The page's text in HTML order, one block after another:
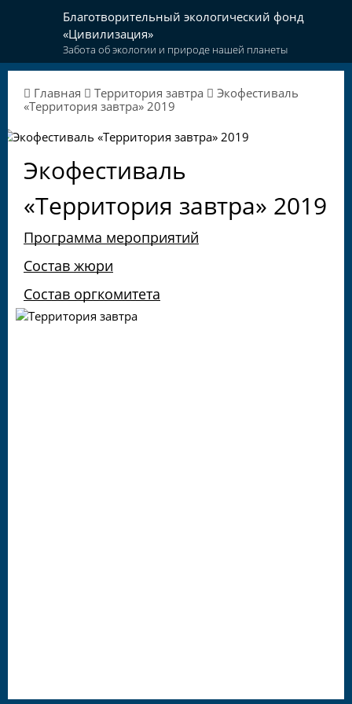
Благотворительный экологический фонд
«Цивилизация»
Забота об экологии и природе нашей планеты
Главная Территория завтра
Экофестиваль
«Территория завтра» 2019
Экофестиваль
«Территория завтра» 2019
Программа мероприятий
Состав жюри
Состав оргкомитета